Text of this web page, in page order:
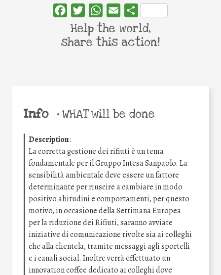
Info •WHAT will be done
Description:
La corretta gestione dei rifiuti è un tema
fondamentale per il Gruppo Intesa Sanpaolo. La
sensibilità ambientale deve essere un fattore
determinante per riuscire a cambiare in modo
positivo abitudini e comportamenti, per questo
motivo, in occasione della Settimana Europea
per la riduzione dei Rifiuti, saranno avviate
iniziative di comunicazione rivolte sia ai colleghi
che alla clientela, tramite messaggi agli sportelli
e i canali social. Inoltre verrà effettuato un
innovation coffee dedicato ai colleghi dove
FacebookTwitterWhatsApp
Email Share
Help the world,
share this action!